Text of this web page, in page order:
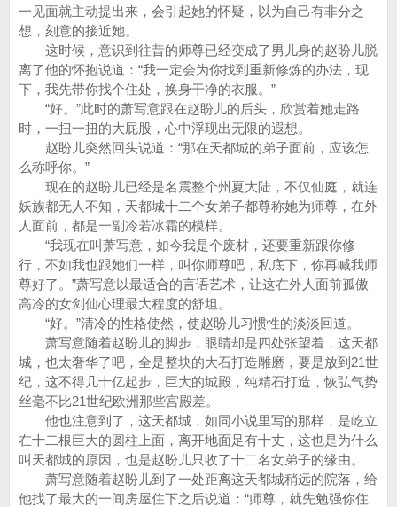
一见面就主动提出来，会引起她的怀疑，以为自己有非分之
想，刻意的接近她。
这时候，意识到往昔的师尊已经变成了男儿身的赵盼儿脱
离了他的怀抱说道：“我一定会为你找到重新修炼的办法，现
下，我先带你找个住处，换身干净的衣服。”
“好。”此时的萧写意跟在赵盼儿的后头，欣赏着她走路
时，一扭一扭的大屁股，心中浮现出无限的遐想。
赵盼儿突然回头说道：“那在天都城的弟子面前，应该怎
么称呼你。”
现在的赵盼儿已经是名震整个州夏大陆，不仅仙庭，就连
妖族都无人不知，天都城十二个女弟子都尊称她为师尊，在外
人面前，都是一副冷若冰霜的模样。
“我现在叫萧写意，如今我是个废材，还要重新跟你修
行，不如我也跟她们一样，叫你师尊吧，私底下，你再喊我师
尊好了。”萧写意以最适合的言语艺术，让这在外人面前孤傲
高冷的女剑仙心理最大程度的舒坦。
“好。”清冷的性格使然，使赵盼儿习惯性的淡淡回道。
萧写意随着赵盼儿的脚步，眼睛却是四处张望着，这天都
城，也太奢华了吧，全是整块的大石打造雕磨，要是放到21世
纪，这不得几十亿起步，巨大的城殿，纯精石打造，恢弘气势
丝毫不比21世纪欧洲那些宫殿差。
他也注意到了，这天都城，如同小说里写的那样，是屹立
在十二根巨大的圆柱上面，离开地面足有十丈，这也是为什么
叫天都城的原因，也是赵盼儿只收了十二名女弟子的缘由。
萧写意随着赵盼儿到了一处距离这天都城稍远的院落，给
他找了最大的一间房屋住下之后说道：“师尊，就先勉强你住